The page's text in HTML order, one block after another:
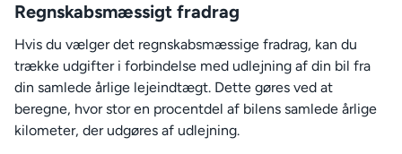
Regnskabsmæssigt fradrag
Hvis du vælger det regnskabsmæssige fradrag, kan du
trække udgifter i forbindelse med udlejning af din bil fra
din samlede årlige lejeindtægt. Dette gøres ved at
beregne, hvor stor en procentdel af bilens samlede årlige
kilometer, der udgøres af udlejning.